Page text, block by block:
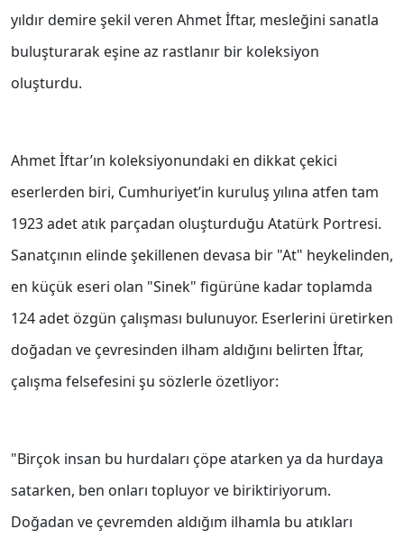
yıldır demire şekil veren Ahmet İftar, mesleğini sanatla
buluşturarak eşine az rastlanır bir koleksiyon
oluşturdu.
Ahmet İftar’ın koleksiyonundaki en dikkat çekici
eserlerden biri, Cumhuriyet’in kuruluş yılına atfen tam
1923 adet atık parçadan oluşturduğu Atatürk Portresi.
Sanatçının elinde şekillenen devasa bir "At" heykelinden,
en küçük eseri olan "Sinek" figürüne kadar toplamda
124 adet özgün çalışması bulunuyor. Eserlerini üretirken
doğadan ve çevresinden ilham aldığını belirten İftar,
çalışma felsefesini şu sözlerle özetliyor:
"Birçok insan bu hurdaları çöpe atarken ya da hurdaya
satarken, ben onları topluyor ve biriktiriyorum.
Doğadan ve çevremden aldığım ilhamla bu atıkları